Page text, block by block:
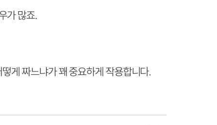
가 많죠.
게 짜느냐가 꽤 중요하게 작용합니다.